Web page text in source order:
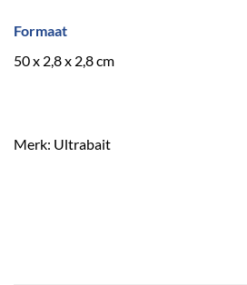
Formaat
50 x 2,8 x 2,8 cm
Merk: Ultrabait